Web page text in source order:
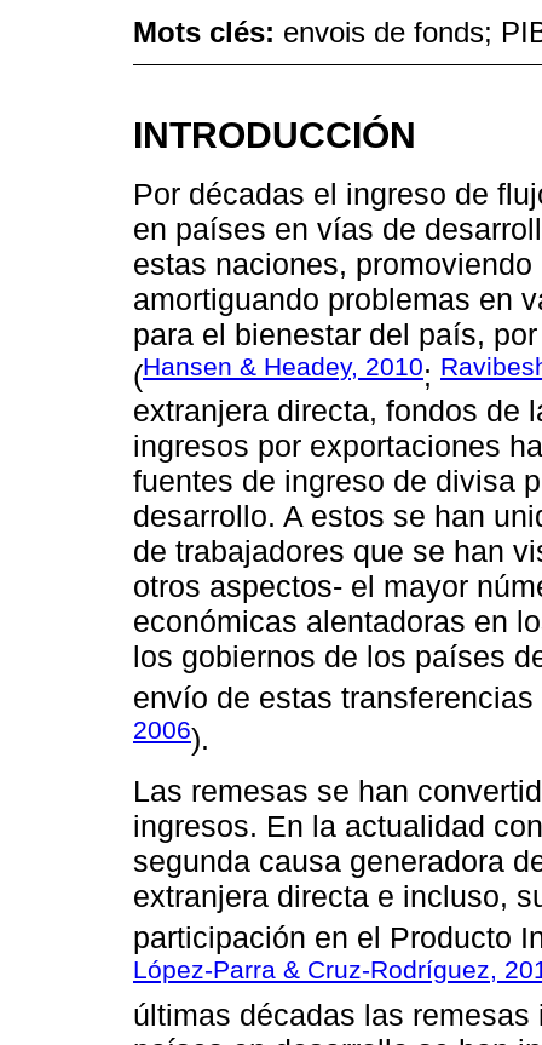
Mots clés: envois de fonds;
INTRODUCCIÓN
Por décadas el ingreso de
en países en vías de
estas naciones,
amortiguando problemas en
para el bienestar del país,
(Hansen & Headey, 2010;
extranjera directa, fondos de
ingresos por exportaciones
fuentes de ingreso de divisa
desarrollo. A estos se han
de trabajadores que se han
otros aspectos- el mayor
económicas alentadoras en
los gobiernos de los países
envío de estas
2006).
Las remesas se han
ingresos. En la actualidad
segunda causa generadora
extranjera directa e incluso,
participación en el Producto
López-Parra & Cruz-Rodríguez,
últimas décadas las